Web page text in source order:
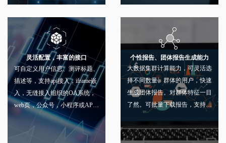
灵活配置，丰富的接口
可自定义用户信息、测评标题、
描述等，支持api接入，iframe嵌
入，无缝接入组织的OA系统，
web页，公众号，小程序或APP
个性报告、团体报告生成能力
大数据集群计算能力，可灵活选
择不同数量、群体的用户，快速
生成团体报告。对群体特征一目
了然。可批量下载报告，支持发